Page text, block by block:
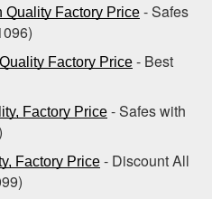
Quality Factory Price - Safes
Factory Price - Best
Factory Price - Safes with
Factory Price - Discount All